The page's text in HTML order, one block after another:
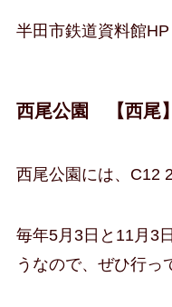
半田市鉄道資料館HP
西尾公園 【西尾】
西尾公園には、C12
毎年5月3日と11月3
うなので、ぜひ行っ